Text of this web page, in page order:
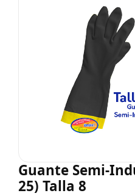
Guante Semi-
25) Talla 8